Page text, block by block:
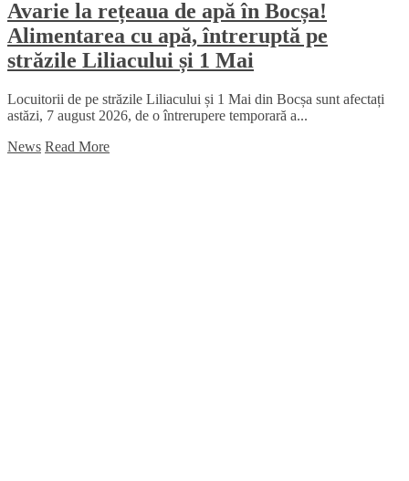
Avarie la rețeaua de apă în Bocșa!
Alimentarea cu apă, întreruptă pe
străzile Liliacului și 1 Mai
Locuitorii de pe străzile Liliacului și 1 Mai din Bocșa sunt afectați
astăzi, 7 august 2026, de o întrerupere temporară a...
News Read More